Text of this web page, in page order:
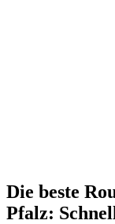
Die beste
Pfalz: